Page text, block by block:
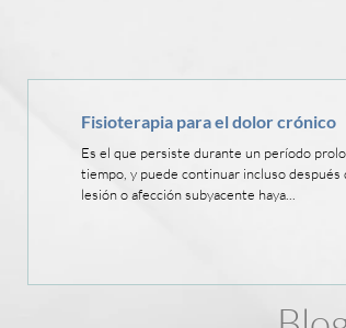
Fisioterapia para el dolor crónico
Es el que persiste durante un período
tiempo, y puede continuar incluso después
lesión o afección subyacente haya...